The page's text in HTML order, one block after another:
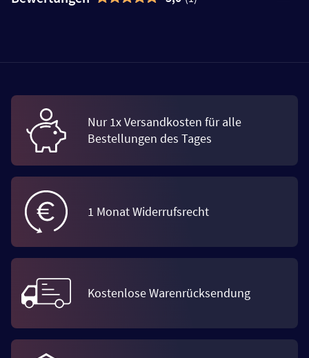
Nur 1x Versandkosten für alle
Bestellungen des Tages
1 Monat Widerrufsrecht
Kostenlose Warenrücksendung